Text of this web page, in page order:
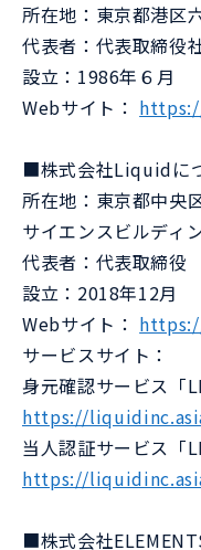
所在地：東京都港区
代表者：代表取締役
設立：1986年６月
Webサイト：
■株式会社Liquidに
所在地：東京都中央
サイエンスビルデ
代表者：代表取締
設立：2018年12月
Webサイト：
サービスサイト：
身元確認サービス「
https://
当人認証サービス
https://
■株式会社